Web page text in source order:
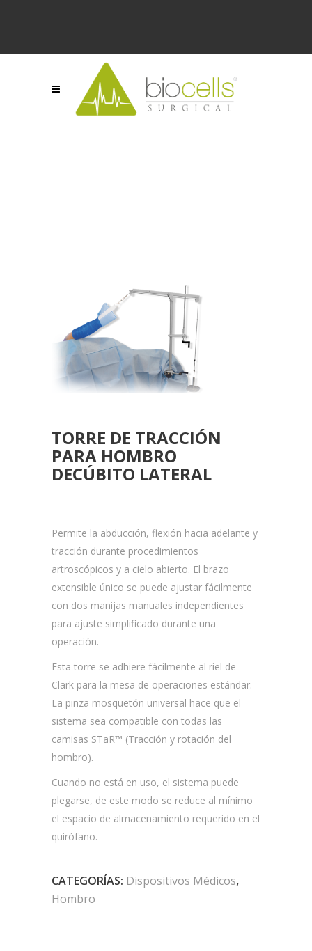
TORRE DE TRACCIÓN
PARA HOMBRO
DECÚBITO LATERAL
Permite la abducción, flexión hacia adelante y
tracción durante procedimientos
artroscópicos y a cielo abierto. El brazo
extensible único se puede ajustar fácilmente
con dos manijas manuales independientes
para ajuste simplificado durante una
operación.
Esta torre se adhiere fácilmente al riel de
Clark para la mesa de operaciones estándar.
La pinza mosquetón universal hace que el
sistema sea compatible con todas las
camisas STaR™ (Tracción y rotación del
hombro).
Cuando no está en uso, el sistema puede
plegarse, de este modo se reduce al mínimo
el espacio de almacenamiento requerido en el
quirófano.
CATEGORÍAS: Dispositivos Médicos,
Hombro